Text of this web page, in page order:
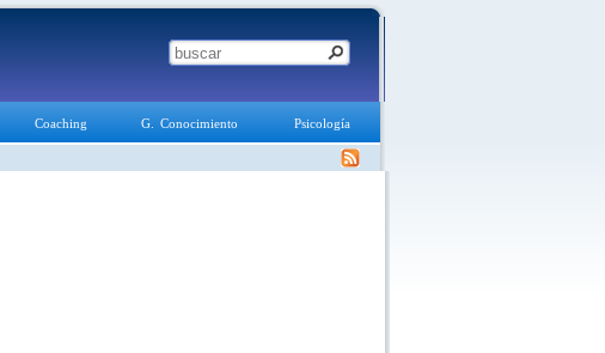
Coaching G. Conocimiento Psicología